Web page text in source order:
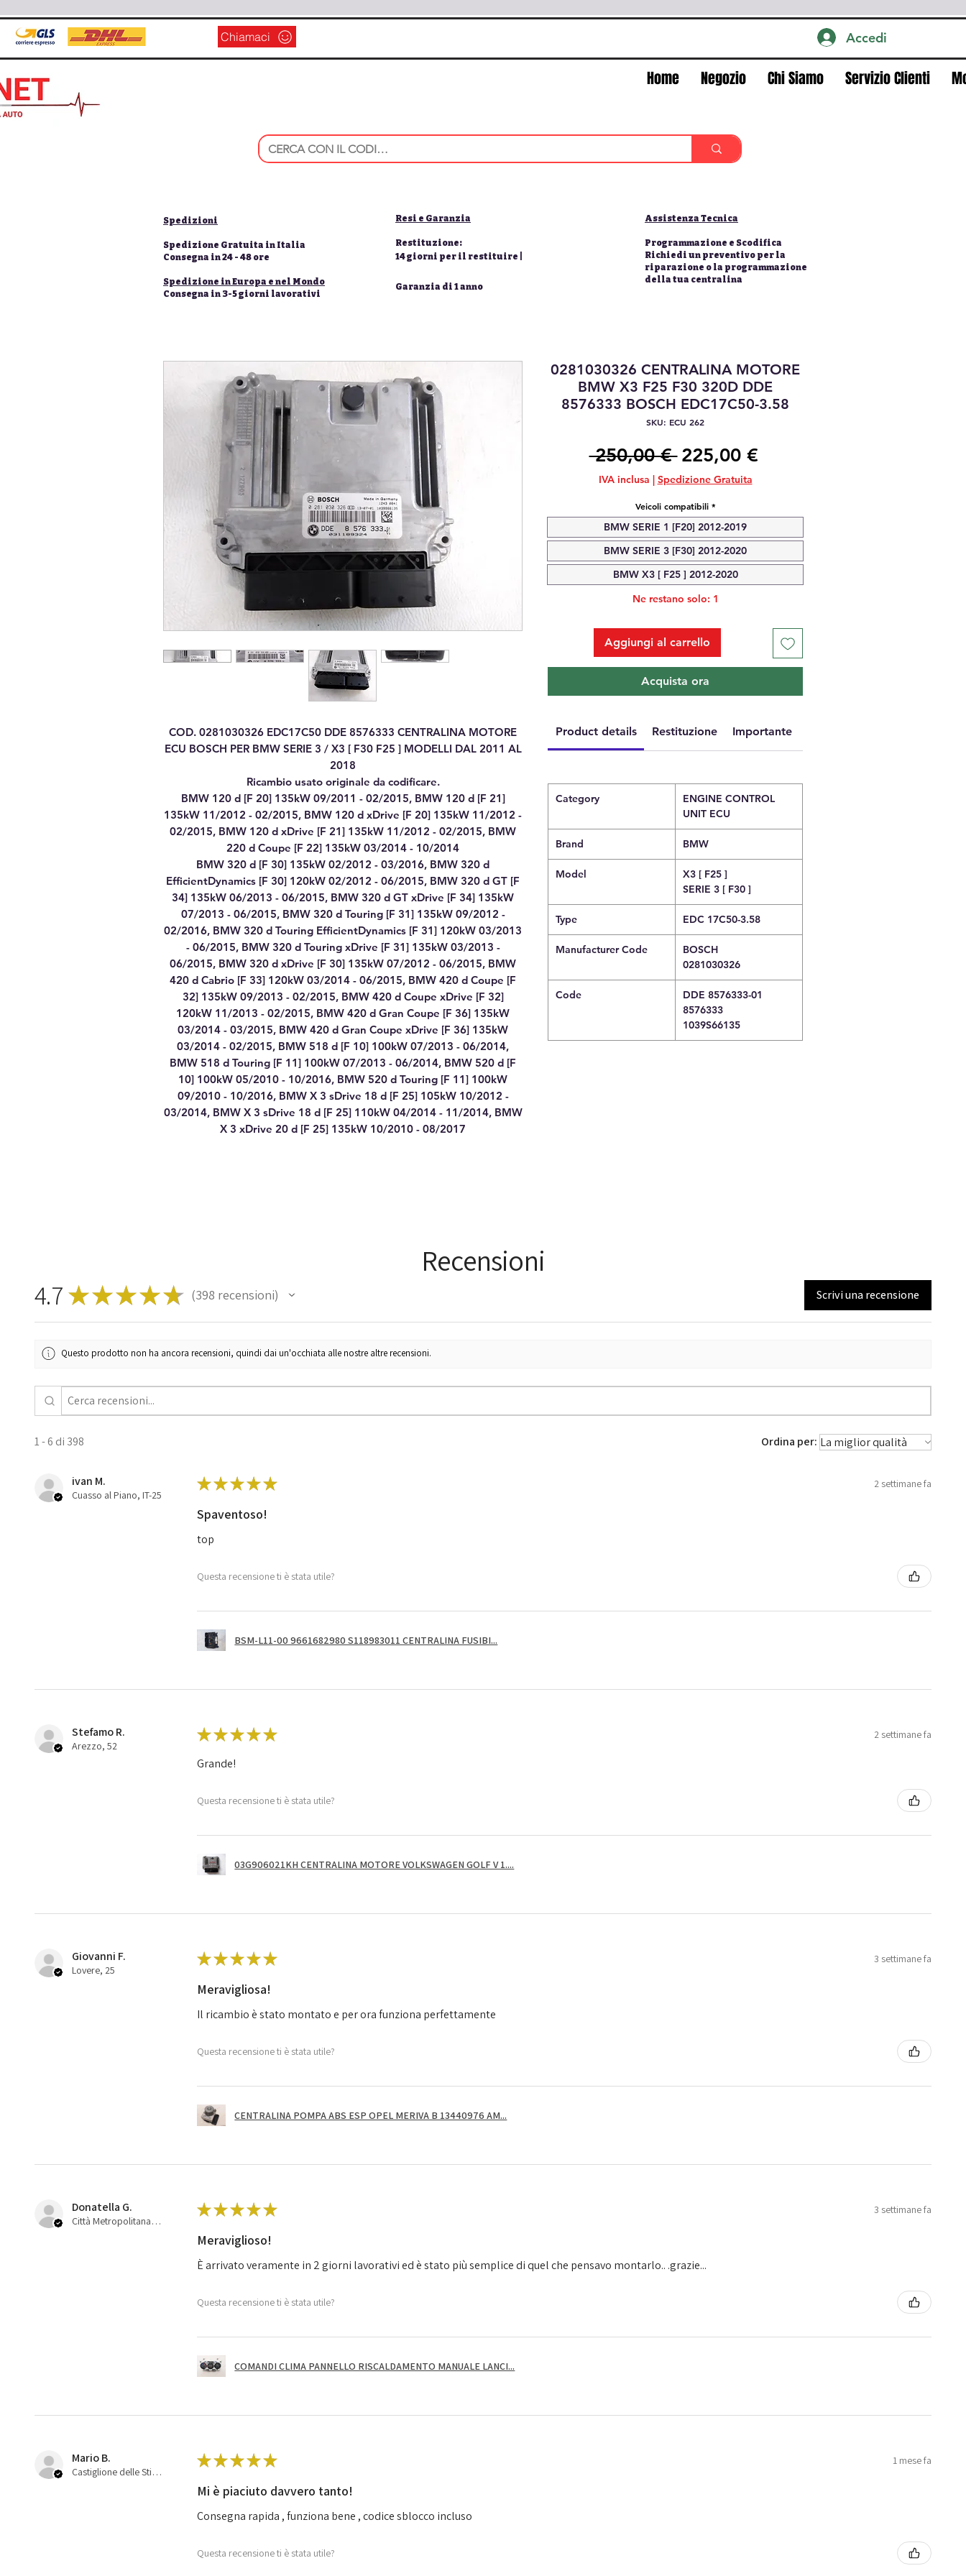
Chiamaci Accedi
Home Negozio Chi Siamo Servizio Clienti
Spedizioni
Spedizione Gratuita in Italia
Consegna in 24 - 48 ore
Spedizione in Europa e nel Mondo
Consegna in 3-5 giorni lavorativi
Resi e Garanzia
Restituzione:
14 giorni per il restituire |
Garanzia di 1 anno
Assistenza Tecnica
Programmazione e Scodifica
Richiedi un preventivo per la
riparazione o la programmazione
della tua centralina
COD. 0281030326 EDC17C50 DDE 8576333 CENTRALINA MOTORE
ECU BOSCH PER BMW SERIE 3 / X3 [ F30 F25 ] MODELLI DAL 2011 AL
2018
Ricambio usato originale da codificare.
BMW 120 d [F 20] 135kW 09/2011 - 02/2015, BMW 120 d [F 21]
135kW 11/2012 - 02/2015, BMW 120 d xDrive [F 20] 135kW 11/2012 -
02/2015, BMW 120 d xDrive [F 21] 135kW 11/2012 - 02/2015, BMW
220 d Coupe [F 22] 135kW 03/2014 - 10/2014
BMW 320 d [F 30] 135kW 02/2012 - 03/2016, BMW 320 d
EfficientDynamics [F 30] 120kW 02/2012 - 06/2015, BMW 320 d GT [F
34] 135kW 06/2013 - 06/2015, BMW 320 d GT xDrive [F 34] 135kW
07/2013 - 06/2015, BMW 320 d Touring [F 31] 135kW 09/2012 -
02/2016, BMW 320 d Touring EfficientDynamics [F 31] 120kW 03/2013
- 06/2015, BMW 320 d Touring xDrive [F 31] 135kW 03/2013 -
06/2015, BMW 320 d xDrive [F 30] 135kW 07/2012 - 06/2015, BMW
420 d Cabrio [F 33] 120kW 03/2014 - 06/2015, BMW 420 d Coupe [F
32] 135kW 09/2013 - 02/2015, BMW 420 d Coupe xDrive [F 32]
120kW 11/2013 - 02/2015, BMW 420 d Gran Coupe [F 36] 135kW
03/2014 - 03/2015, BMW 420 d Gran Coupe xDrive [F 36] 135kW
03/2014 - 02/2015, BMW 518 d [F 10] 100kW 07/2013 - 06/2014,
BMW 518 d Touring [F 11] 100kW 07/2013 - 06/2014, BMW 520 d [F
10] 100kW 05/2010 - 10/2016, BMW 520 d Touring [F 11] 100kW
09/2010 - 10/2016, BMW X 3 sDrive 18 d [F 25] 105kW 10/2012 -
03/2014, BMW X 3 sDrive 18 d [F 25] 110kW 04/2014 - 11/2014, BMW
X 3 xDrive 20 d [F 25] 135kW 10/2010 - 08/2017
0281030326 CENTRALINA MOTORE
BMW X3 F25 F30 320D DDE
8576333 BOSCH EDC17C50-3.58
SKU: ECU 262
250,00 € Prezzo
regolare
225,00 €Prezzo
IVA inclusa | Spedizione Gratuita
Veicoli compatibili *
BMW SERIE 1 [F20] 2012-2019
BMW SERIE 3 [F30] 2012-2020
BMW X3 [ F25 ] 2012-2020
Ne restano solo: 1
Aggiungi al carrello
Acquista ora
Product details Restituzione Importante
Category
ENGINE CONTROL
UNIT ECU
Brand BMW
Model
X3 [ F25 ]
SERIE 3 [ F30 ]
Type EDC 17C50-3.58
Manufacturer Code
BOSCH
0281030326
Code
DDE 8576333-01
8576333
1039S66135
Recensioni
4.7 ★★★★★ 398 recensioni
398 Scrivi una recensione
Questo prodotto non ha ancora recensioni, quindi dai un'occhiata alle nostre altre recensioni.
1 - 6 di 398 Ordina per:
ivan M.
Cuasso al Piano, IT-25
★★★★★ 2 settimane fa
Spaventoso!
top
Questa recensione ti è stata utile?
BSM-L11-00 9661682980 S118983011 CENTRALINA FUSIBI...
Stefamo R.
Arezzo, 52
★★★★★ 2 settimane fa
Grande!
Questa recensione ti è stata utile?
03G906021KH CENTRALINA MOTORE VOLKSWAGEN GOLF V 1....
Giovanni F.
Lovere, 25
★★★★★ 3 settimane fa
Meravigliosa!
Il ricambio è stato montato e per ora funziona perfettamente
Questa recensione ti è stata utile?
CENTRALINA POMPA ABS ESP OPEL MERIVA B 13440976 AM...
Donatella G.
Città Metropolitana di Bologna, 45
★★★★★ 3 settimane fa
Meraviglioso!
È arrivato veramente in 2 giorni lavorativi ed è stato più semplice di quel che pensavo montarlo.. .grazie...
Questa recensione ti è stata utile?
COMANDI CLIMA PANNELLO RISCALDAMENTO MANUALE LANCI...
Mario B.
Castiglione delle Stiviere, 25
★★★★★ 1 mese fa
Mi è piaciuto davvero tanto!
Consegna rapida , funziona bene , codice sblocco incluso
Questa recensione ti è stata utile?